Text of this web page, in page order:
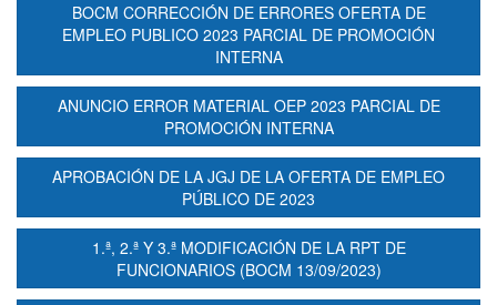
BOCM CORRECCIÓN DE ERRORES OFERTA DE
EMPLEO PUBLICO 2023 PARCIAL DE PROMOCIÓN
INTERNA
ANUNCIO ERROR MATERIAL OEP 2023 PARCIAL DE
PROMOCIÓN INTERNA
APROBACIÓN DE LA JGJ DE LA OFERTA DE EMPLEO
PÚBLICO DE 2023
1.ª, 2.ª Y 3.ª MODIFICACIÓN DE LA RPT DE
FUNCIONARIOS (BOCM 13/09/2023)